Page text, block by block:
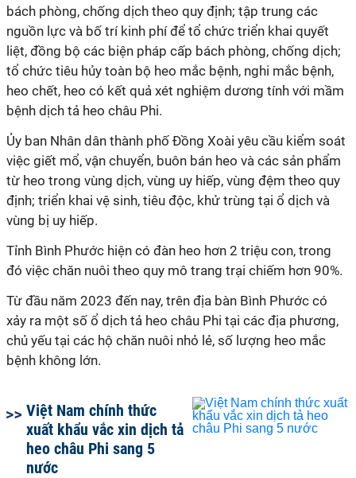
bách phòng, chống dịch theo quy định; tập trung các
nguồn lực và bố trí kinh phí để tổ chức triển khai quyết
liệt, đồng bộ các biện pháp cấp bách phòng, chống dịch;
tổ chức tiêu hủy toàn bộ heo mắc bệnh, nghi mắc bệnh,
heo chết, heo có kết quả xét nghiệm dương tính với mầm
bệnh dịch tả heo châu Phi.
Ủy ban Nhân dân thành phố Đồng Xoài yêu cầu kiểm soát
việc giết mổ, vận chuyển, buôn bán heo và các sản phẩm
từ heo trong vùng dịch, vùng uy hiếp, vùng đệm theo quy
định; triển khai vệ sinh, tiêu độc, khử trùng tại ổ dịch và
vùng bị uy hiếp.
Tỉnh Bình Phước hiện có đàn heo hơn 2 triệu con, trong
đó việc chăn nuôi theo quy mô trang trại chiếm hơn 90%.
Từ đầu năm 2023 đến nay, trên địa bàn Bình Phước có
xảy ra một số ổ dịch tả heo châu Phi tại các địa phương,
chủ yếu tại các hộ chăn nuôi nhỏ lẻ, số lượng heo mắc
bệnh không lớn.
Việt Nam chính thức
xuất khẩu vắc xin dịch tả
heo châu Phi sang 5
nước